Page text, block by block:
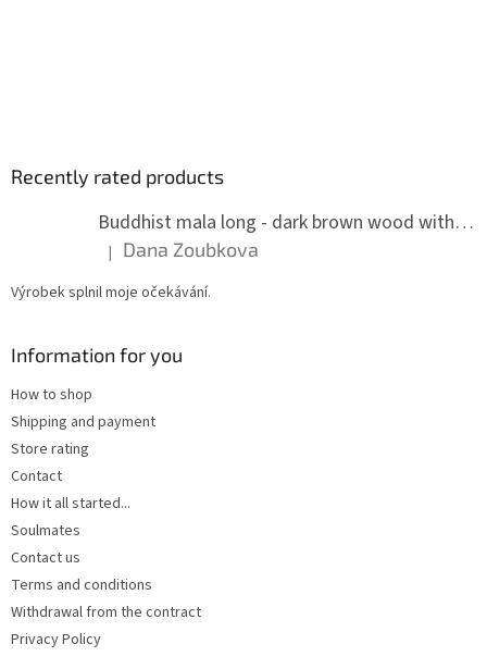
Recently rated products
Buddhist mala long - dark brown wood with knots 8 mm
The product rating is 5 out of 5 stars.
| Dana Zoubkova
Výrobek splnil moje očekávání.
Information for you
How to shop
Shipping and payment
Store rating
Contact
How it all started...
Soulmates
Contact us
Terms and conditions
Withdrawal from the contract
Privacy Policy